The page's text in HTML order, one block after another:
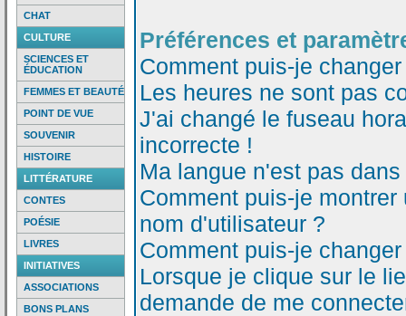
CHAT
CULTURE
SCIENCES ET
ÉDUCATION
FEMMES ET BEAUTÉ
POINT DE VUE
SOUVENIR
HISTOIRE
LITTÉRATURE
CONTES
POÉSIE
LIVRES
INITIATIVES
ASSOCIATIONS
BONS PLANS
Préférences et
Comment puis-je
Les heures ne sont pas
J'ai changé le fuseau
incorrecte !
Ma langue n'est pas
Comment puis-je
nom d'utilisateur ?
Comment puis-je
Lorsque je clique sur le
demande de me